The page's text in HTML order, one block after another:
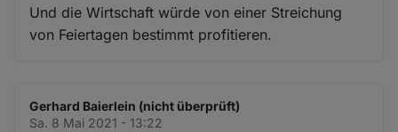
Und die Wirtschaft würde von einer Streichung
von Feiertagen bestimmt profitieren.
Gerhard Baierlein (nicht überprüft)
Sa. 8 Mai 2021 - 13:22